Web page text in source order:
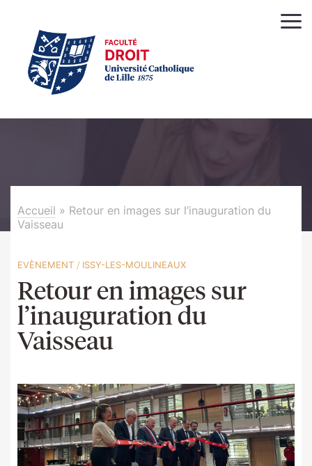
Accueil » Retour en images sur l’inauguration du
Vaisseau
EVÈNEMENT / ISSY-LES-MOULINEAUX
Retour en images sur
l’inauguration du
Vaisseau